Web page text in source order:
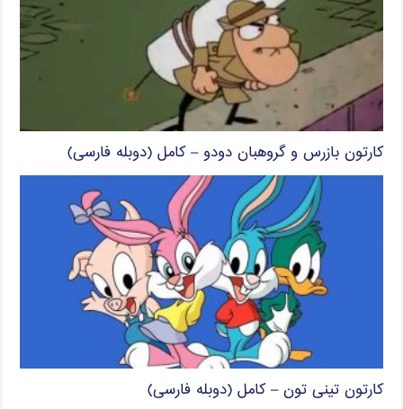
کارتون بازرس و گروهبان دودو – کامل (دوبله فارسی)
کارتون تینی تون – کامل (دوبله فارسی)